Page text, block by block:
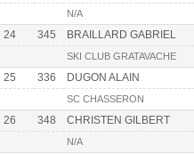
N/A
24 345 BRAILLARD GABRIEL
SKI CLUB GRATAVACHE
25 336 DUGON ALAIN
SC CHASSERON
26 348 CHRISTEN GILBERT
N/A